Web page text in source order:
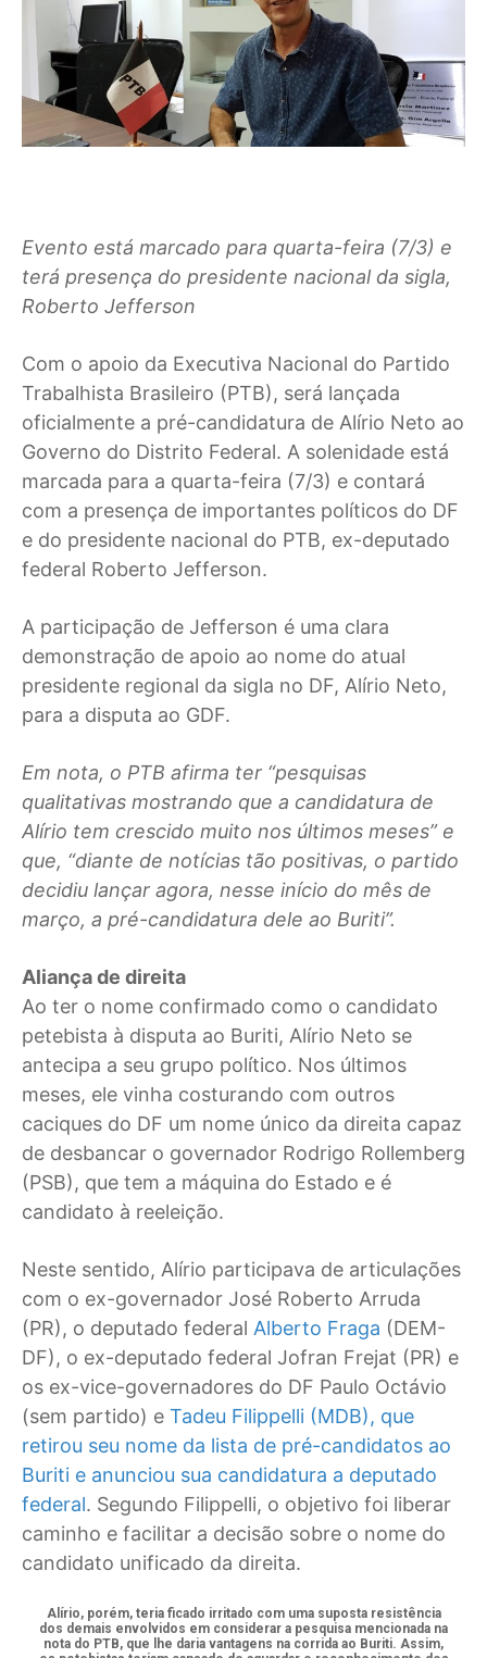
Evento está marcado para quarta-feira (7/3) e
terá presença do presidente nacional da sigla,
Roberto Jefferson
Com o apoio da Executiva Nacional do Partido
Trabalhista Brasileiro (PTB), será lançada
oficialmente a pré-candidatura de Alírio Neto ao
Governo do Distrito Federal. A solenidade está
marcada para a quarta-feira (7/3) e contará
com a presença de importantes políticos do DF
e do presidente nacional do PTB, ex-deputado
federal Roberto Jefferson.
A participação de Jefferson é uma clara
demonstração de apoio ao nome do atual
presidente regional da sigla no DF, Alírio Neto,
para a disputa ao GDF.
Em nota, o PTB afirma ter “pesquisas
qualitativas mostrando que a candidatura de
Alírio tem crescido muito nos últimos meses” e
que, “diante de notícias tão positivas, o partido
decidiu lançar agora, nesse início do mês de
março, a pré-candidatura dele ao Buriti”.
Aliança de direita
Ao ter o nome confirmado como o candidato
petebista à disputa ao Buriti, Alírio Neto se
antecipa a seu grupo político. Nos últimos
meses, ele vinha costurando com outros
caciques do DF um nome único da direita capaz
de desbancar o governador Rodrigo Rollemberg
(PSB), que tem a máquina do Estado e é
candidato à reeleição.
Neste sentido, Alírio participava de articulações
com o ex-governador José Roberto Arruda
(PR), o deputado federal Alberto Fraga (DEM-
DF), o ex-deputado federal Jofran Frejat (PR) e
os ex-vice-governadores do DF Paulo Octávio
(sem partido) e Tadeu Filippelli (MDB), que
retirou seu nome da lista de pré-candidatos ao
Buriti e anunciou sua candidatura a deputado
federal. Segundo Filippelli, o objetivo foi liberar
caminho e facilitar a decisão sobre o nome do
candidato unificado da direita.
Alírio, porém, teria ficado irritado com uma suposta resistência
dos demais envolvidos em considerar a pesquisa mencionada na
nota do PTB, que lhe daria vantagens na corrida ao Buriti. Assim,